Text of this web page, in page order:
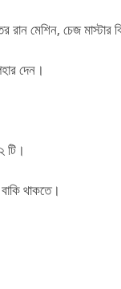
মেশিন, চেজ
দেন।
টি।
থাকতে।